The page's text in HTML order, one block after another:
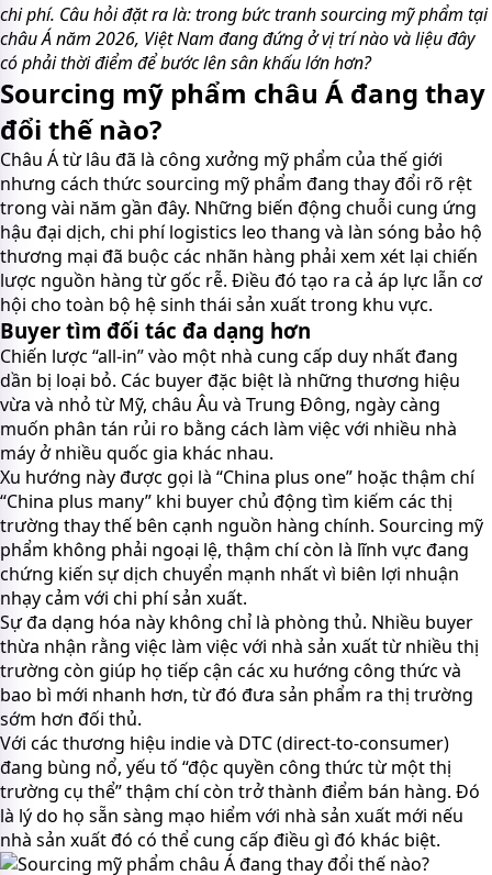
chi phí. Câu hỏi đặt ra là: trong bức tranh sourcing mỹ phẩm tại
châu Á năm 2026, Việt Nam đang đứng ở vị trí nào và liệu đây
có phải thời điểm để bước lên sân khấu lớn hơn?
Sourcing mỹ phẩm châu Á đang thay
đổi thế nào?
Châu Á từ lâu đã là công xưởng mỹ phẩm của thế giới
nhưng cách thức sourcing mỹ phẩm đang thay đổi rõ rệt
trong vài năm gần đây. Những biến động chuỗi cung ứng
hậu đại dịch, chi phí logistics leo thang và làn sóng bảo hộ
thương mại đã buộc các nhãn hàng phải xem xét lại chiến
lược nguồn hàng từ gốc rễ. Điều đó tạo ra cả áp lực lẫn cơ
hội cho toàn bộ hệ sinh thái sản xuất trong khu vực.
Buyer tìm đối tác đa dạng hơn
Chiến lược “all-in” vào một nhà cung cấp duy nhất đang
dần bị loại bỏ. Các buyer đặc biệt là những thương hiệu
vừa và nhỏ từ Mỹ, châu Âu và Trung Đông, ngày càng
muốn phân tán rủi ro bằng cách làm việc với nhiều nhà
máy ở nhiều quốc gia khác nhau.
Xu hướng này được gọi là “China plus one” hoặc thậm chí
“China plus many” khi buyer chủ động tìm kiếm các thị
trường thay thế bên cạnh nguồn hàng chính. Sourcing mỹ
phẩm không phải ngoại lệ, thậm chí còn là lĩnh vực đang
chứng kiến sự dịch chuyển mạnh nhất vì biên lợi nhuận
nhạy cảm với chi phí sản xuất.
Sự đa dạng hóa này không chỉ là phòng thủ. Nhiều buyer
thừa nhận rằng việc làm việc với nhà sản xuất từ nhiều thị
trường còn giúp họ tiếp cận các xu hướng công thức và
bao bì mới nhanh hơn, từ đó đưa sản phẩm ra thị trường
sớm hơn đối thủ.
Với các thương hiệu indie và DTC (direct-to-consumer)
đang bùng nổ, yếu tố “độc quyền công thức từ một thị
trường cụ thể” thậm chí còn trở thành điểm bán hàng. Đó
là lý do họ sẵn sàng mạo hiểm với nhà sản xuất mới nếu
nhà sản xuất đó có thể cung cấp điều gì đó khác biệt.